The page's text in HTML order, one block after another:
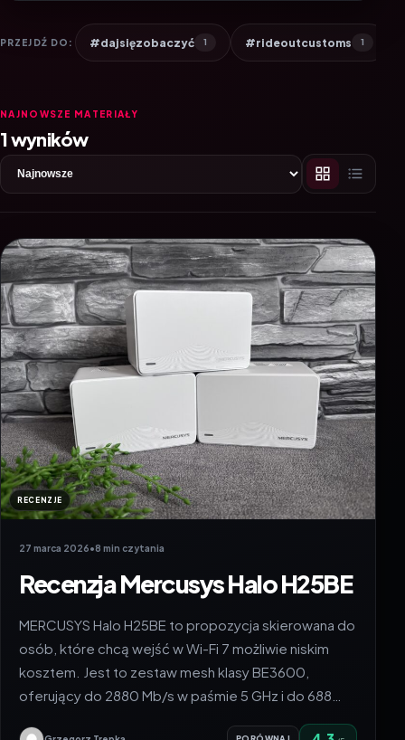
PRZEJDŹ DO: #dajsięzobaczyć 1 #rideoutcustoms 1
NAJNOWSZE MATERIAŁY
1 wyników
RECENZJE
27 marca 2026•8 min czytania
Recenzja Mercusys Halo H25BE
MERCUSYS Halo H25BE to propozycja skierowana do
osób, które chcą wejść w Wi-Fi 7 możliwie niskim
kosztem. Jest to zestaw mesh klasy BE3600,
oferujący do 2880 Mb/s w paśmie 5 GHz i do 688…